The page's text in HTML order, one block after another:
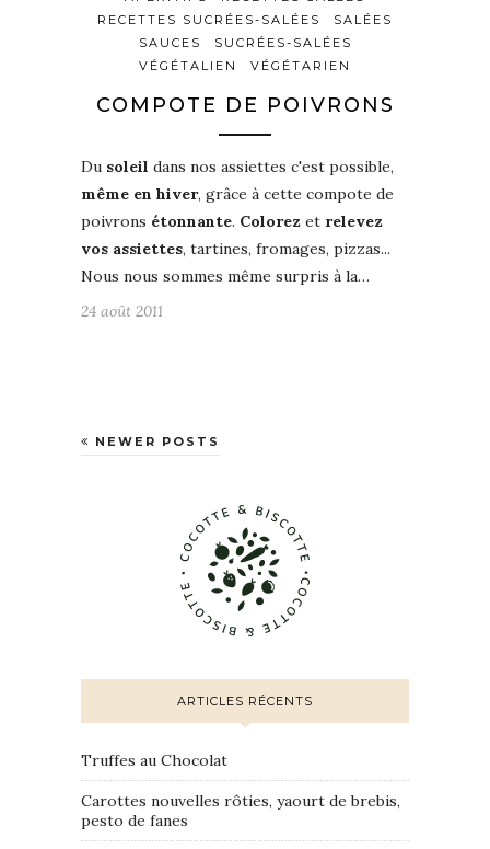
RECETTES SUCRÉES-SALÉES
SALÉES
SAUCES
SUCRÉES-SALÉES
VÉGÉTALIEN
VÉGÉTARIEN
COMPOTE DE POIVRONS
Du soleil dans nos assiettes c'est possible,
même en hiver, grâce à cette compote de
poivrons étonnante. Colorez et relevez
vos assiettes, tartines, fromages, pizzas...
Nous nous sommes même surpris à la…
24 août 2011
NEWER POSTS
ARTICLES RÉCENTS
Truffes au Chocolat
Carottes nouvelles rôties, yaourt de brebis,
pesto de fanes